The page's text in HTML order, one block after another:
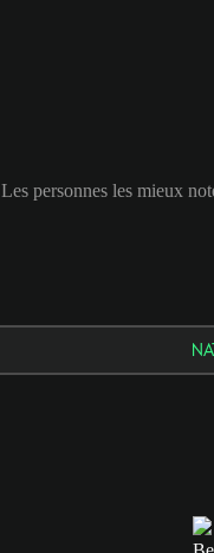
Les personnes les mieux